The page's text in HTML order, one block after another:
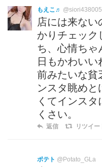
もえこ♬
店には来ない
かりチェック
ち、心情ちゃ
日もかわい
前みたいな貧
ンスタ眺めと
くてインス
くさい。
返信 リツイー
ポテト @Potato_GLa